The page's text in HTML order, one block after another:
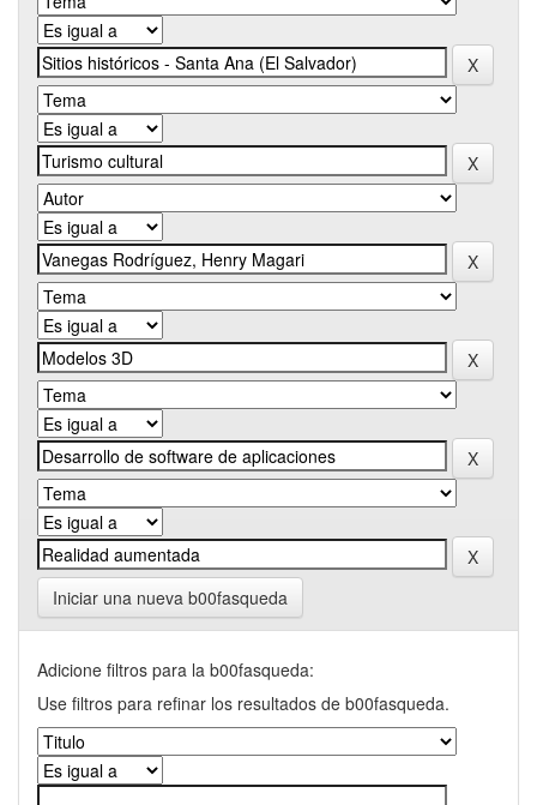
Iniciar una nueva b00fasqueda
Adicione filtros para la b00fasqueda:
Use filtros para refinar los resultados de b00fasqueda.